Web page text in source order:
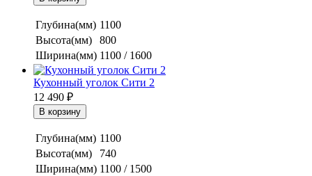
Глубина(мм) 1100
Высота(мм)
800
Ширина(мм) 1100 / 1600
Кухонный уголок Сити 2
12 490 ₽
Глубина(мм) 1100
Высота(мм)
740
Ширина(мм) 1100 / 1500